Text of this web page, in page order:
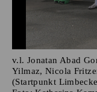
v.l. Jonatan Abad
Yilmaz, Nicola
(Startpunkt